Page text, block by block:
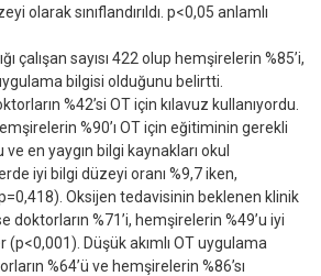
olarak sınıflandırıldı. p<0,05 anlamlı
çalışan sayısı 422 olup hemşirelerin %85’i,
bilgisi olduğunu belirtti.
%42’si OT için kılavuz kullanıyordu.
%90’ı OT için eğitiminin gerekli
en yaygın bilgi kaynakları okul
iyi bilgi düzeyi oranı %9,7 iken,
Oksijen tedavisinin beklenen klinik
doktorların %71’i, hemşirelerin %49’u iyi
Düşük akımlı OT uygulama
%64’ü ve hemşirelerin %86’sı